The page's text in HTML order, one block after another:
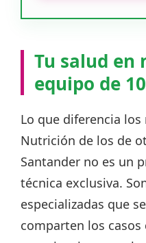
Tu salud en
equipo de 10
Lo que diferencia
Nutrición de los de
Santander no es un
técnica exclusiva.
especializadas que
comparten los